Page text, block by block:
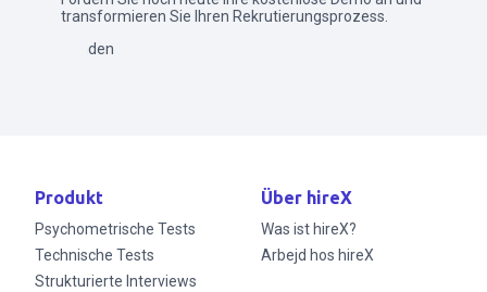
transformieren Sie Ihren Rekrutierungsprozess.
Senden
Produkt
Psychometrische Tests
Technische Tests
Strukturierte Interviews
Über hireX
Was ist hireX?
Arbejd hos hireX